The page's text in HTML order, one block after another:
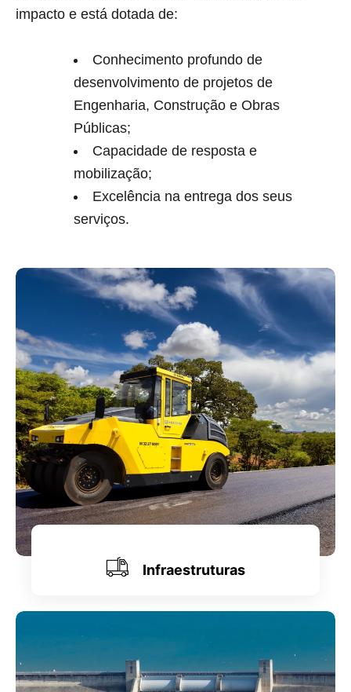
impacto e está dotada de:
Conhecimento profundo de
desenvolvimento de projetos de
Engenharia, Construção e Obras
Públicas;
Capacidade de resposta e
mobilização;
Excelência na entrega dos seus
serviços.
Infraestruturas